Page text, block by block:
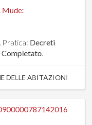
Mude:
. Pratica: Decreti
Completato.
DELLE ABITAZIONI